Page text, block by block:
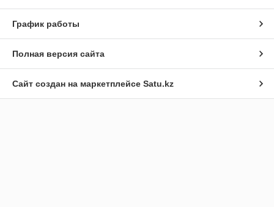
График работы
Полная версия сайта
Сайт создан на маркетплейсе Satu.kz